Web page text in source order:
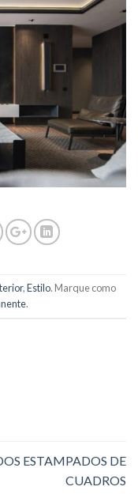
,Estilo. Marque como
.
ESTAMPADOS DE
CUADROS